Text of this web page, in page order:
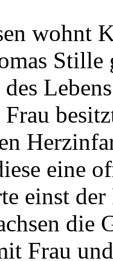
wohnt
Stille
des
eine
einst
die
Frau